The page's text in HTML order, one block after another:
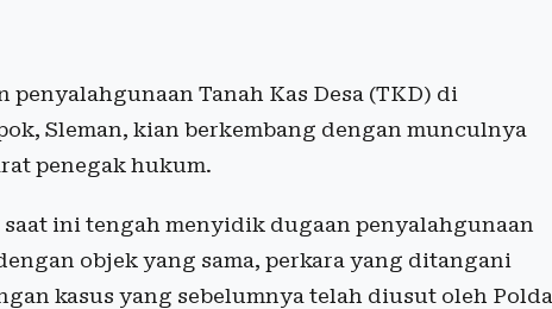
penyalahgunaan Tanah Kas Desa (TKD) di
Sleman, kian berkembang dengan munculnya
penegak hukum.
ini tengah menyidik dugaan penyalahgunaan
objek yang sama, perkara yang ditangani
kasus yang sebelumnya telah diusut oleh Polda